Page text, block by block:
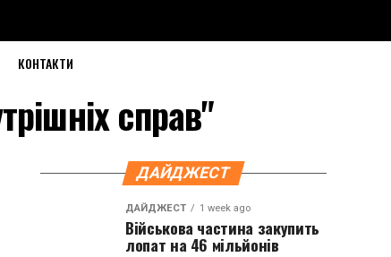
КОНТАКТИ
справ"
ДАЙДЖЕСТ
ДАЙДЖЕСТ 1 week ago
Військова частина закупить
лопат на 46 мільйонів